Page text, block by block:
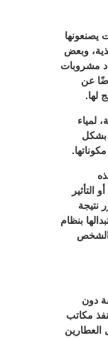
يصنعونها
وبعض
مشروبات
عن
لها.
لمياء
بشكل
نتيجة
بنظام
الشخص
دون
مكاتب